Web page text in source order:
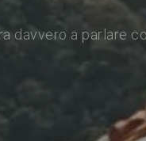
davvero a parlare